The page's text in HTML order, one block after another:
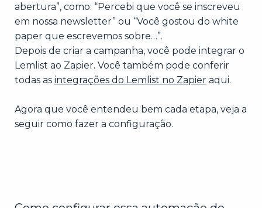
abertura”, como: “Percebi que você se inscreveu
em nossa newsletter” ou “Você gostou do white
paper que escrevemos sobre…”.
Depois de criar a campanha, você pode integrar o
Lemlist ao Zapier. Você também pode conferir
todas as integrações do Lemlist no Zapier aqui.
Agora que você entendeu bem cada etapa, veja a
seguir como fazer a configuração.